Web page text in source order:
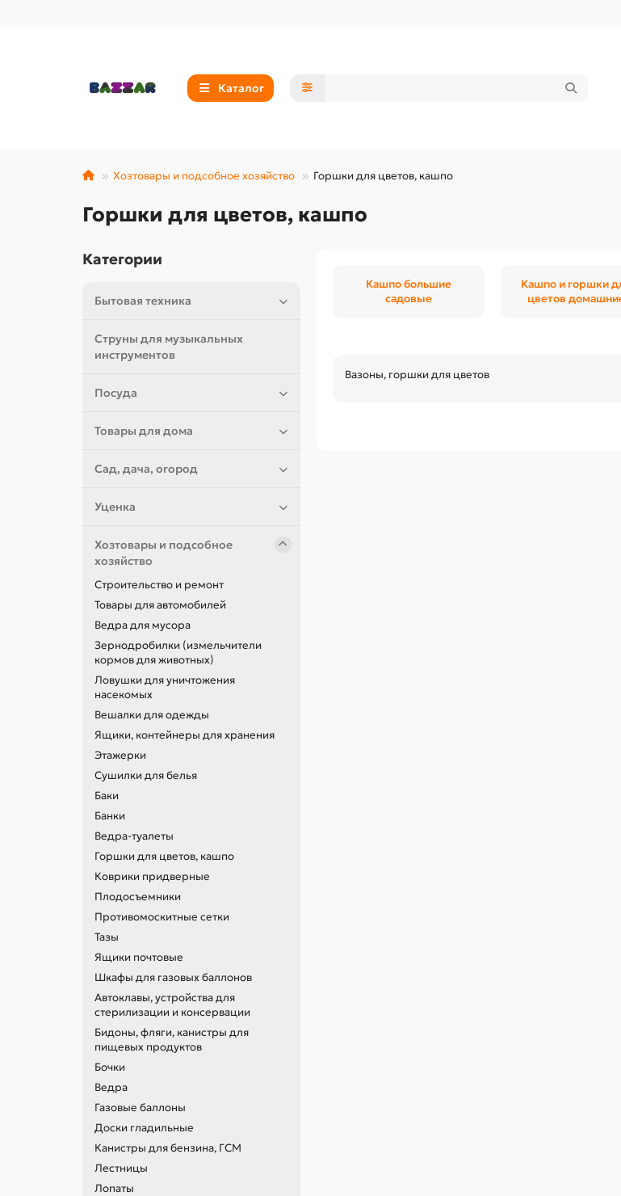
Каталог
Хозтовары и подсобное хозяйство Горшки для цветов, кашпо
Горшки для цветов, кашпо
Категории
Бытовая техника
Струны для музыкальных
инструментов
Посуда
Товары для дома
Сад, дача, огород
Уценка
Хозтовары и подсобное
хозяйство
Строительство и ремонт
Товары для автомобилей
Ведра для мусора
Зернодробилки (измельчители
кормов для животных)
Ловушки для уничтожения
насекомых
Вешалки для одежды
Ящики, контейнеры для хранения
Этажерки
Сушилки для белья
Баки
Банки
Ведра-туалеты
Горшки для цветов, кашпо
Коврики придверные
Плодосъемники
Противомоскитные сетки
Тазы
Ящики почтовые
Шкафы для газовых баллонов
Автоклавы, устройства для
стерилизации и консервации
Бидоны, фляги, канистры для
пищевых продуктов
Бочки
Ведра
Газовые баллоны
Доски гладильные
Канистры для бензина, ГСМ
Лестницы
Лопаты
Кашпо большие
садовые
Кашпо и горшки
цветов
Вазоны, горшки для цветов